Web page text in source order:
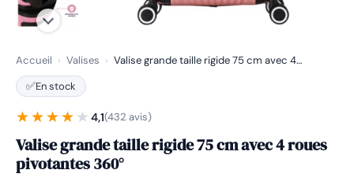
Accueil › Valises › Valise grande taille rigide 75 cm avec 4…
✅En stock
★★★★★
★★★★★ 4,1(432 avis)
Valise grande taille rigide 75 cm avec 4 roues
pivotantes 360°